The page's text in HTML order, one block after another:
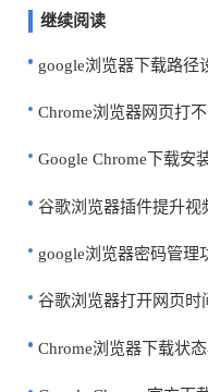
继续阅读
google浏览器下载路径
Chrome浏览器网页打
Google Chrome下载安
谷歌浏览器插件提升视
google浏览器密码管理
谷歌浏览器打开网页时
Chrome浏览器下载状